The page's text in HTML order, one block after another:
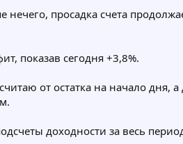
нечего, просадка счета
показав сегодня +3,8%.
от остатка на начало дня,
доходности за весь